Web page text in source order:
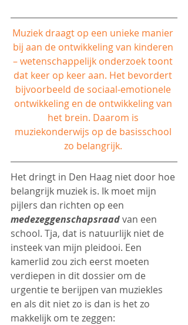
Muziek draagt op een unieke manier
bij aan de ontwikkeling van kinderen
– wetenschappelijk onderzoek toont
dat keer op keer aan. Het bevordert
bijvoorbeeld de sociaal-emotionele
ontwikkeling en de ontwikkeling van
het brein. Daarom is
muziekonderwijs op de basisschool
zo belangrijk.
Het dringt in Den Haag niet door hoe
belangrijk muziek is. Ik moet mijn
pijlers dan richten op een
medezeggenschapsraad van een
school. Tja, dat is natuurlijk niet de
insteek van mijn pleidooi. Een
kamerlid zou zich eerst moeten
verdiepen in dit dossier om de
urgentie te berijpen van muziekles
en als dit niet zo is dan is het zo
makkelijk om te zeggen: